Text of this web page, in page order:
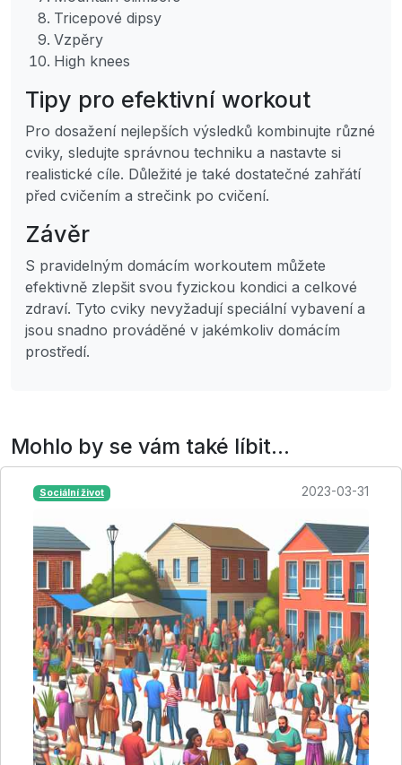
Tricepové dipsy
Vzpěry
High knees
Tipy pro efektivní workout
Pro dosažení nejlepších výsledků kombinujte různé
cviky, sledujte správnou techniku a nastavte si
realistické cíle. Důležité je také dostatečné zahřátí
před cvičením a strečink po cvičení.
Závěr
S pravidelným domácím workoutem můžete
efektivně zlepšit svou fyzickou kondici a celkové
zdraví. Tyto cviky nevyžadují speciální vybavení a
jsou snadno prováděné v jakémkoliv domácím
prostředí.
Mohlo by se vám také líbit...
Sociální život 2023-03-31